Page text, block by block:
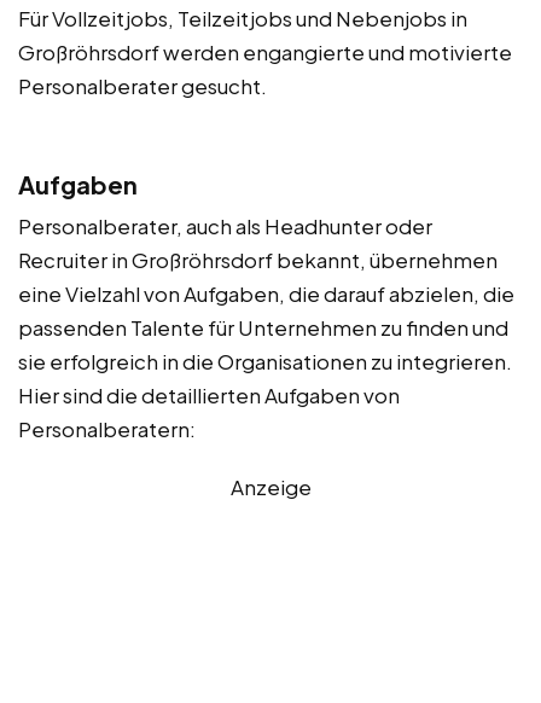
Für Vollzeitjobs, Teilzeitjobs und Nebenjobs in
Großröhrsdorf werden engangierte und motivierte
Personalberater gesucht.
Aufgaben
Personalberater, auch als Headhunter oder
Recruiter in Großröhrsdorf bekannt, übernehmen
eine Vielzahl von Aufgaben, die darauf abzielen, die
passenden Talente für Unternehmen zu finden und
sie erfolgreich in die Organisationen zu integrieren.
Hier sind die detaillierten Aufgaben von
Personalberatern:
Anzeige